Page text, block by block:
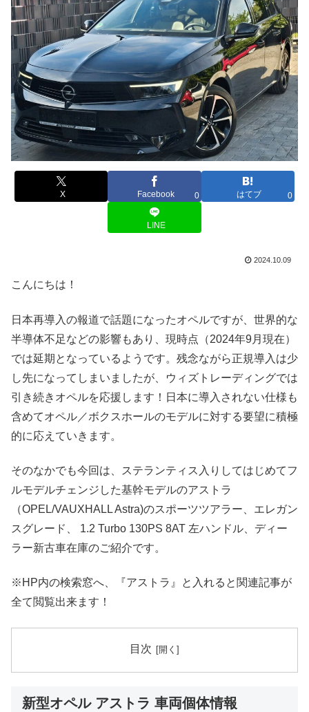
X Facebook 0 はてブ 0
LINE
2024.10.09
こんにちは！
日本再導入の報道で話題になったオペルですが、世界的な
半導体不足などの影響もあり、現時点（2024年9月現在）
では延期となっているようです。残念ながら正規導入は少
し先になってしまいましたが、ウィズトレーディングでは
引き続きオペルを応援します！日本に導入されない仕様も
含めてオペル／ボクスホールのモデルに対する要望に積極
的に応えていきます。
そのなかでも今回は、ステランティス入りしてはじめてフ
ルモデルチェンジした基幹モデルのアストラ
（OPEL/VAUXHALL Astra)のスポーツツアラー、エレガン
スグレード、 1.2 Turbo 130PS 8AT 左ハンドル、ディー
ラー新古車在庫のご紹介です。
※HP内の検索窓へ、『アストラ』と入れると関連記事が
全て閲覧出来ます！
目次
新型オペル アストラ 車両個体情報